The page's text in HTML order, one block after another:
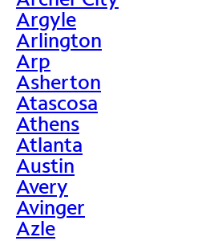
Argyle
Arlington
Arp
Asherton
Atascosa
Athens
Atlanta
Austin
Avery
Avinger
Azle